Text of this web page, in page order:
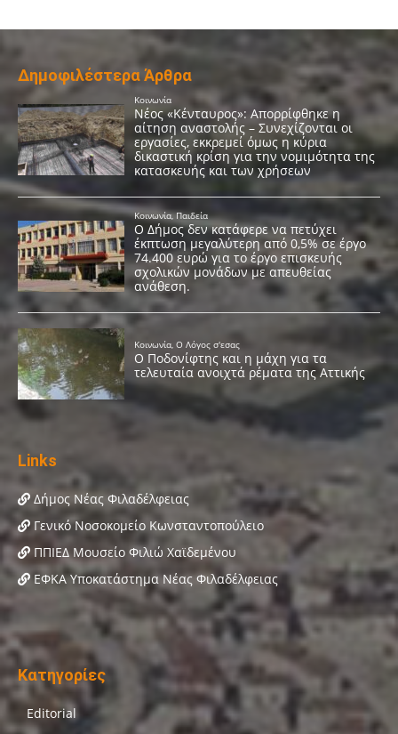
Δημοφιλέστερα Άρθρα
Links
Δήμος Νέας Φιλαδέλφειας
Γενικό Νοσοκομείο Κωνσταντοπούλειο
ΠΠΙΕΔ Μουσείο Φιλιώ Χαϊδεμένου
ΕΦΚΑ Υποκατάστημα Νέας Φιλαδέλφειας
Κατηγορίες
Editorial